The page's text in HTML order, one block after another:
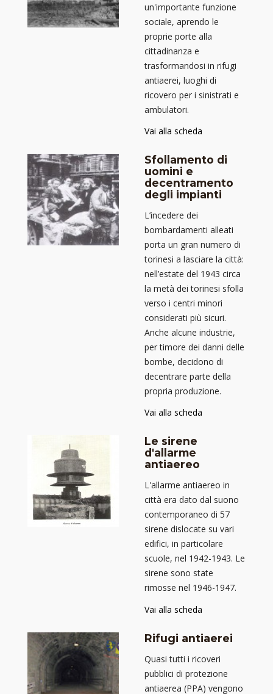
un'importante funzione
sociale, aprendo le
proprie porte alla
cittadinanza e
trasformandosi in rifugi
antiaerei, luoghi di
ricovero per i sinistrati e
ambulatori.
Vai alla scheda
Sfollamento di
uomini e
decentramento
degli impianti
L’incedere dei
bombardamenti alleati
porta un gran numero di
torinesi a lasciare la città:
nell’estate del 1943 circa
la metà dei torinesi sfolla
verso i centri minori
considerati più sicuri.
Anche alcune industrie,
per timore dei danni delle
bombe, decidono di
decentrare parte della
propria produzione.
Vai alla scheda
Le sirene
d'allarme
antiaereo
L'allarme antiaereo in
città era dato dal suono
contemporaneo di 57
sirene dislocate su vari
edifici, in particolare
scuole, nel 1942-1943. Le
sirene sono state
rimosse nel 1946-1947.
Vai alla scheda
Rifugi antiaerei
Quasi tutti i ricoveri
pubblici di protezione
antiaerea (PPA) vengono